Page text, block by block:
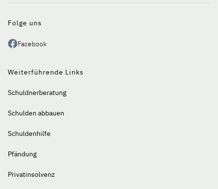
Folge uns
Facebook
Weiterführende Links
Schuldnerberatung
Schulden abbauen
Schuldenhilfe
Pfändung
Privatinsolvenz